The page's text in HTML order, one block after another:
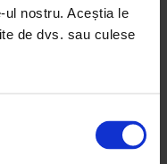
nostru. Aceștia le
de dvs. sau culese
clare despre
aceste
centrale și